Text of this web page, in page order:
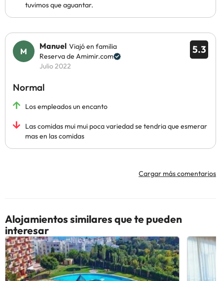
tuvimos que aguantar.
5.3
Manuel Viajó en familia
Reserva de Amimir.com
Julio 2022
Normal
Los empleados un encanto
Las comidas mui mui poca variedad se tendria que esmerar
mas en las comidas
Cargar más comentarios
Alojamientos similares que te pueden
interesar